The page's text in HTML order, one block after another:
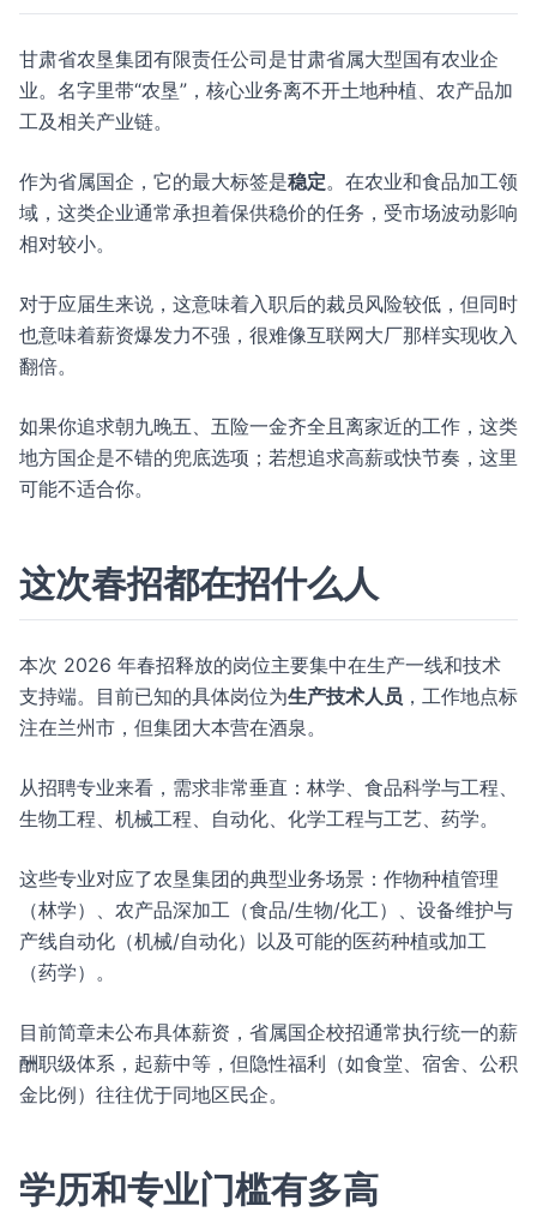
甘肃省农垦集团有限责任公司是甘肃省属大型国有农业企
业。名字里带“农垦”，核心业务离不开土地种植、农产品加
工及相关产业链。
作为省属国企，它的最大标签是稳定。在农业和食品加工领
域，这类企业通常承担着保供稳价的任务，受市场波动影响
相对较小。
对于应届生来说，这意味着入职后的裁员风险较低，但同时
也意味着薪资爆发力不强，很难像互联网大厂那样实现收入
翻倍。
如果你追求朝九晚五、五险一金齐全且离家近的工作，这类
地方国企是不错的兜底选项；若想追求高薪或快节奏，这里
可能不适合你。
这次春招都在招什么人
本次 2026 年春招释放的岗位主要集中在生产一线和技术
支持端。目前已知的具体岗位为生产技术人员 ，工作地点标
注在兰州市，但集团大本营在酒泉。
从招聘专业来看，需求非常垂直：林学、食品科学与工程、
生物工程、机械工程、自动化、化学工程与工艺、药学。
这些专业对应了农垦集团的典型业务场景：作物种植管理
（林学）、农产品深加工（食品/生物/化工）、设备维护与
产线自动化（机械/自动化）以及可能的医药种植或加工
（药学）。
目前简章未公布具体薪资，省属国企校招通常执行统一的薪
酬职级体系，起薪中等，但隐性福利（如食堂、宿舍、公积
金比例）往往优于同地区民企。
学历和专业门槛有多高